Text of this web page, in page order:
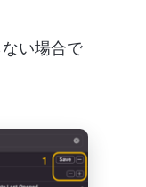
い場合で